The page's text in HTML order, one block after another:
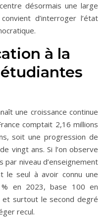
désormais une large
d’interroger l’état
à la
une croissance continue
comptait 2,16 millions
soit une progression de
vingt ans. Si l’on observe
par niveau d’enseignement
le seul à avoir connu une
en 2023, base 100 en
surtout le second degré
recul.